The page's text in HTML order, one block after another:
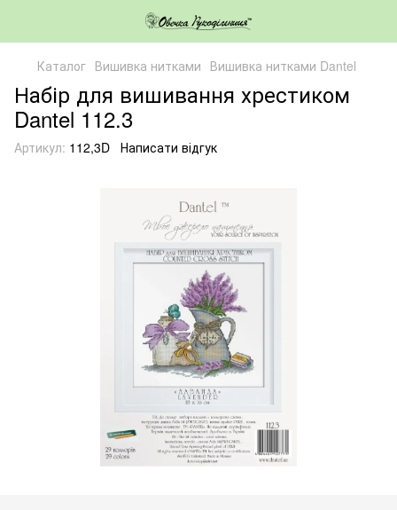
Каталог Вишивка нитками Вишивка нитками Dantel
Набір для вишивання хрестиком
Dantel 112.3
Артикул: 112,3D Написати відгук